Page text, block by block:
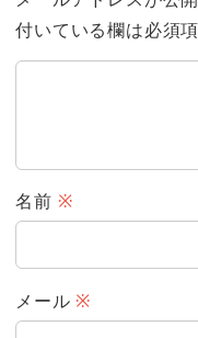
付いている欄は必須
名前 ※
メール ※